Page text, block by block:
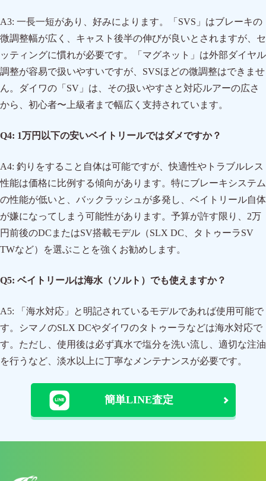
A3: 一長一短があり、好みによります。「SVS」はブレーキの
微調整幅が広く、キャスト後半の伸びが良いとされますが、セ
ッティングに慣れが必要です。「マグネット」は外部ダイヤル
調整が容易で扱いやすいですが、SVSほどの微調整はできませ
ん。ダイワの「SV」は、その扱いやすさと対応ルアーの広さ
から、初心者〜上級者まで幅広く支持されています。
Q4: 1万円以下の安いベイトリールではダメですか？
A4: 釣りをすること自体は可能ですが、快適性やトラブルレス
性能は価格に比例する傾向があります。特にブレーキシステム
の性能が低いと、バックラッシュが多発し、ベイトリール自体
が嫌になってしまう可能性があります。予算が許す限り、2万
円前後のDCまたはSV搭載モデル（SLX DC、タトゥーラSV
TWなど）を選ぶことを強くお勧めします。
Q5: ベイトリールは海水（ソルト）でも使えますか？
A5: 「海水対応」と明記されているモデルであれば使用可能で
す。シマノのSLX DCやダイワのタトゥーラなどは海水対応で
す。ただし、使用後は必ず真水で塩分を洗い流し、適切な注油
を行うなど、淡水以上に丁寧なメンテナンスが必要です。
簡単LINE査定